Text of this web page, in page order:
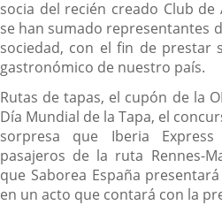
socia del recién creado Club de
se han sumado representantes
sociedad, con el fin de prestar
gastronómico de nuestro país.
Rutas de tapas, el cupón de la
Día Mundial de la Tapa, el
sorpresa que Iberia
pasajeros de la ruta Rennes-
que Saborea España
en un acto que contará con la